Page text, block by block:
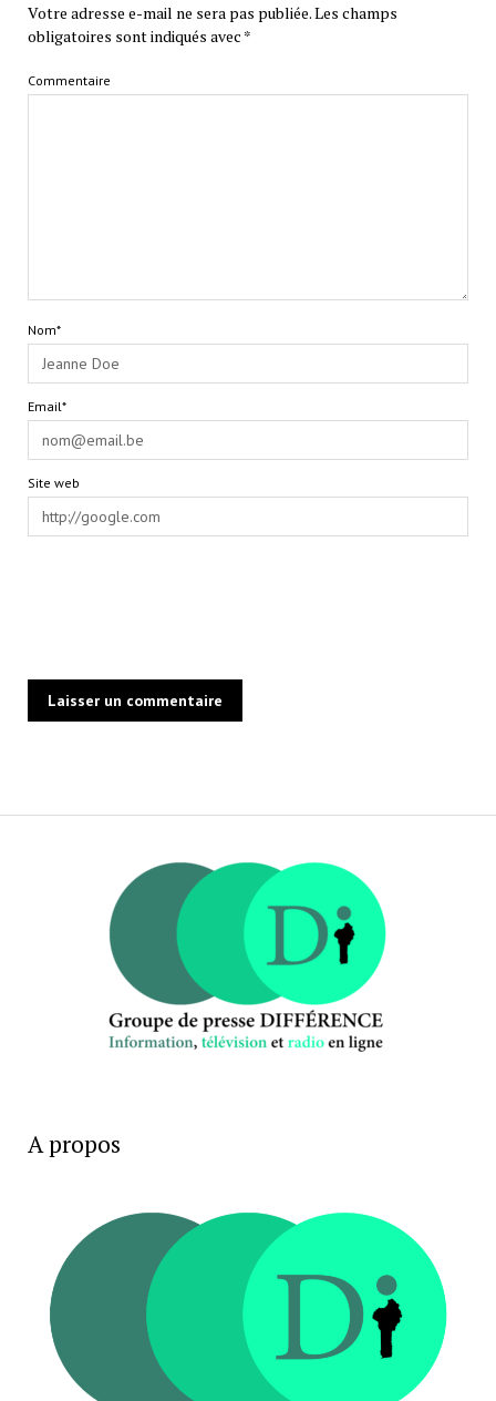
Votre adresse e-mail ne sera pas publiée.Les champs
obligatoires sont indiqués avec *
Commentaire
Nom*
Email*
Site web
A propos